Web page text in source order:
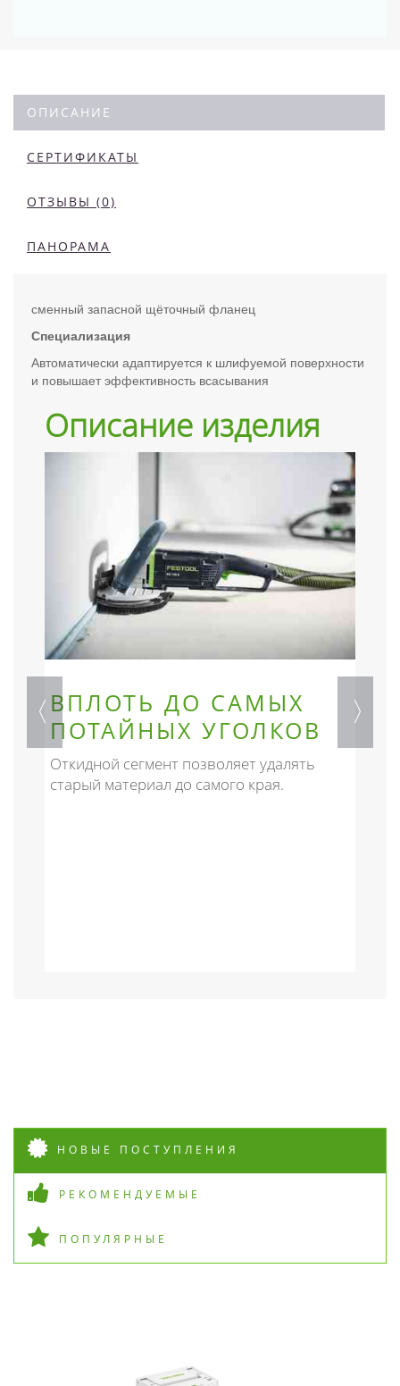
ОПИСАНИЕ
СЕРТИФИКАТЫ
ОТЗЫВЫ (0)
ПАНОРАМА
сменный запасной щёточный фланец
Специализация
Автоматически адаптируется к шлифуемой поверхности
и повышает эффективность всасывания
Описание изделия
ВПЛОТЬ ДО САМЫХ
ПОТАЙНЫХ УГОЛКОВ
Откидной сегмент позволяет удалять
старый материал до самого края.
НОВЫЕ ПОСТУПЛЕНИЯ
РЕКОМЕНДУЕМЫЕ
ПОПУЛЯРНЫЕ